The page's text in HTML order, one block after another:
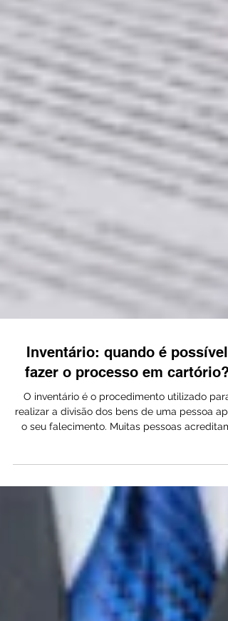
Inventário: quando é possível
fazer o processo em cartório?
O inventário é o procedimento utilizado para
o seu falecimento. Muitas pessoas acreditam
que esse processo precisa sempre ser feito
Justiça, mas em alguns casos ele pode ser
realizado diretamente em cartório. Esse
procedimento é conhecido como inventário
extrajudicial , e costuma ser mais rápido e
menos burocrático. Quando o inventário pode
ser feito em cartório? Para que o inventário
realizado em cartório, alguns requisi